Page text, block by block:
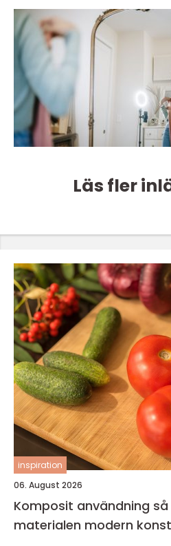
Läs fler
inspiration
06. August 2026
Komposit användning så förändrar
materialen modern